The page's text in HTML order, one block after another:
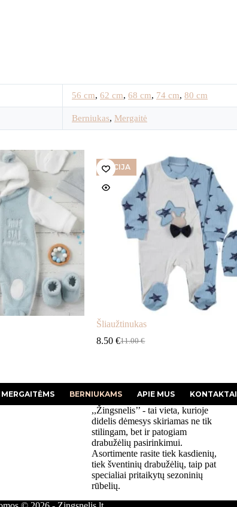
56 cm, 62 cm, 68 cm, 74 cm, 80 cm
Berniukas, Mergaitė
AKCIJA
Šliaužtinukas
11.00€
Original
8.50€Current
MERGAITĖMS BERNIUKAMS APIE MUS KONTAKTAI
,,Žingsnelis’’ - tai vieta, kurioje
didelis dėmesys skiriamas ne tik
stilingam, bet ir patogiam
drabužėlių pasirinkimui.
Asortimente rasite tiek kasdienių,
tiek šventinių drabužėlių, taip pat
specialiai pritaikytų sezoninių
rūbelių.